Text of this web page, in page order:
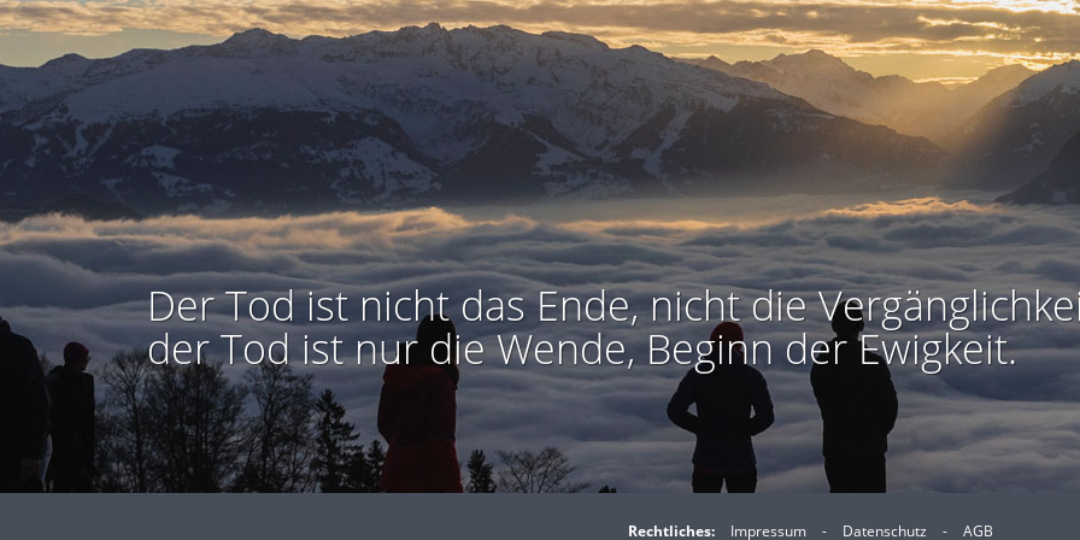
Der Tod ist nicht das Ende, nicht die
der Tod ist nur die Wende, Beginn der Ewigkeit.
Rechtliches: Impressum - Datenschutz - AGB